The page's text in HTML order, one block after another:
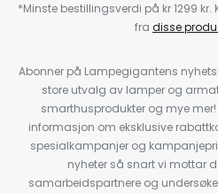
*Minste bestillingsverdi på kr 1299
fra disse
Abonner på Lampegigantens
store utvalg av lamper og
smarthusprodukter og mye
informasjon om eksklusive
spesialkampanjer og
nyheter så snart vi mottar
samarbeidspartnere og